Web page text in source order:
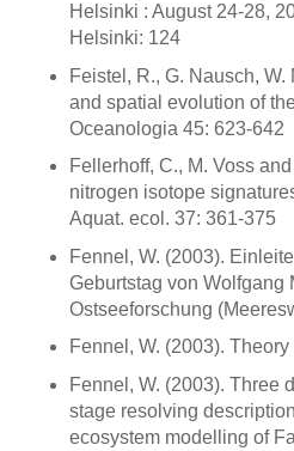
Helsinki : August 24-28,
Helsinki: 124
Feistel, R., G. Nausch,
and spatial evolution of
Oceanologia 45: 623-642
Fellerhoff, C., M. Voss
nitrogen isotope
Aquat. ecol. 37: 361-375
Fennel, W. (2003).
Geburtstag von Wolfgang
Ostseeforschung
Fennel, W. (2003).
Fennel, W. (2003). Three
stage resolving
ecosystem modelling of